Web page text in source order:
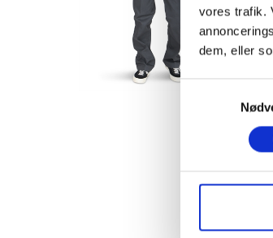
vores trafik.
dem, eller